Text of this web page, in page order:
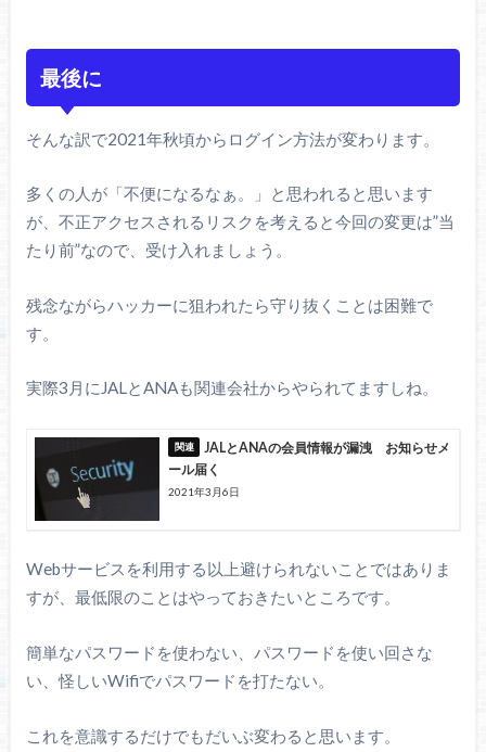
最後に
そんな訳で2021年秋頃からログイン方法が変わります。
多くの人が「不便になるなぁ。」と思われると思います
が、不正アクセスされるリスクを考えると今回の変更は”当
たり前”なので、受け入れましょう。
残念ながらハッカーに狙われたら守り抜くことは困難で
す。
実際3月にJALとANAも関連会社からやられてますしね。
JALとANAの会員情報が漏洩 お知らせメ
ール届く
2021年3月6日
Webサービスを利用する以上避けられないことではありま
すが、最低限のことはやっておきたいところです。
簡単なパスワードを使わない、パスワードを使い回さな
い、怪しいWifiでパスワードを打たない。
これを意識するだけでもだいぶ変わると思います。